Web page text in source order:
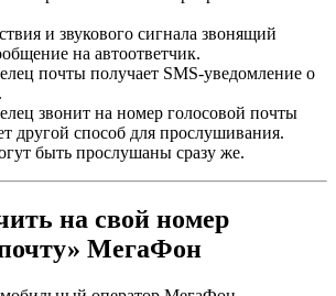
и звукового сигнала звонящий
на автоответчик.
почты получает SMS-уведомление о
звонит на номер голосовой почты
другой способ для прослушивания.
быть прослушаны сразу же.
на свой номер
МегаФон